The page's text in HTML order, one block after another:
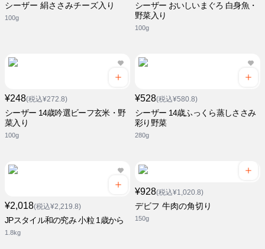
シーザー 絹ささみチーズ入り
100g
シーザー おいしいまぐろ 白身魚・
野菜入り
100g
¥248(税込¥272.8)
シーザー 14歳吟選ビーフ玄米・野
菜入り
100g
¥528(税込¥580.8)
シーザー 14歳ふっくら蒸しささみ
彩り野菜
280g
¥2,018(税込¥2,219.8)
JPスタイル和の究み 小粒 1歳から
1.8kg
¥928(税込¥1,020.8)
デビフ 牛肉の角切り
150g